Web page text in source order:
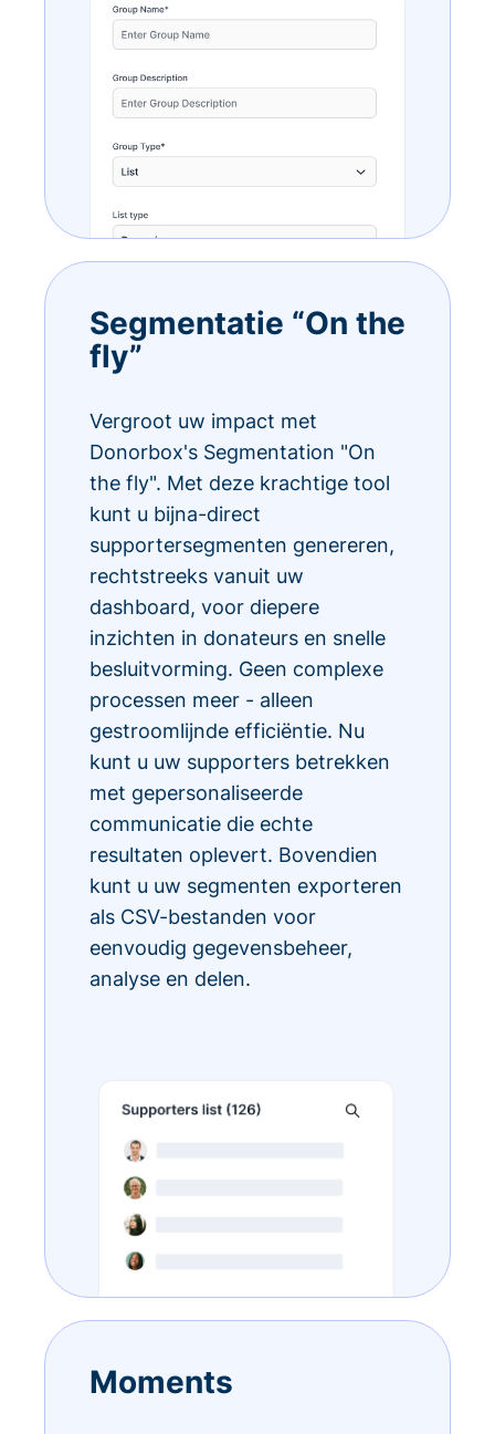
Segmentatie “On the
fly”
Vergroot uw impact met
Donorbox's Segmentation "On
the fly". Met deze krachtige tool
kunt u bijna-direct
supportersegmenten genereren,
rechtstreeks vanuit uw
dashboard, voor diepere
inzichten in donateurs en snelle
besluitvorming. Geen complexe
processen meer - alleen
gestroomlijnde efficiëntie. Nu
kunt u uw supporters betrekken
met gepersonaliseerde
communicatie die echte
resultaten oplevert. Bovendien
kunt u uw segmenten exporteren
als CSV-bestanden voor
eenvoudig gegevensbeheer,
analyse en delen.
Moments